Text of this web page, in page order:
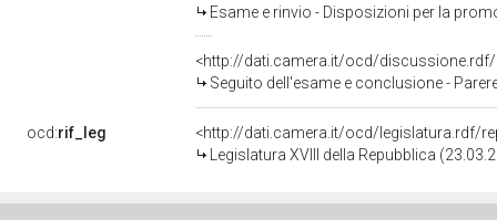
Esame e rinvio - Disposizioni per la promozione del lavoro e
<http://dati.camera.it/ocd/discussione.rdf/
Seguito dell'esame e conclusione - Parere favorevole con osservazioni -
ocd:rif_leg
<http://dati.camera.it/ocd/legislatura.rdf/
Legislatura XVIII della Repubblica